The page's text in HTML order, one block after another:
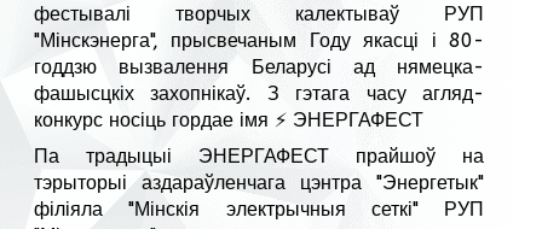
фестывалі творчых калектываў РУП
"Мінскэнерга", прысвечаным Году якасці і 80-
годдзю вызвалення Беларусі ад нямецка-
фашысцкіх захопнікаў. З гэтага часу агляд-
конкурс носіць гордае імя ⚡ ЭНЕРГАФЕСТ
Па традыцыі ЭНЕРГАФЕСТ прайшоў на
тэрыторыі аздараўленчага цэнтра "Энергетык"
філіяла "Мінскія электрычныя сеткі" РУП